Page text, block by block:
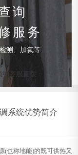
询
服务
测、加氟等
客服直拨：
系统优势简介
(也称地能)的既可供热又